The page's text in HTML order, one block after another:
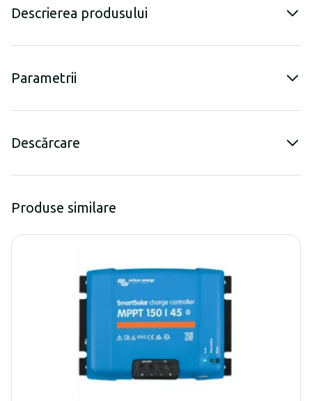
Descrierea produsului
Parametrii
Descărcare
Produse similare